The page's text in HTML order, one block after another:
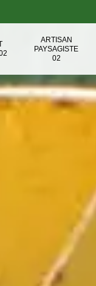
ARTISAN
PAYSAGISTE
02